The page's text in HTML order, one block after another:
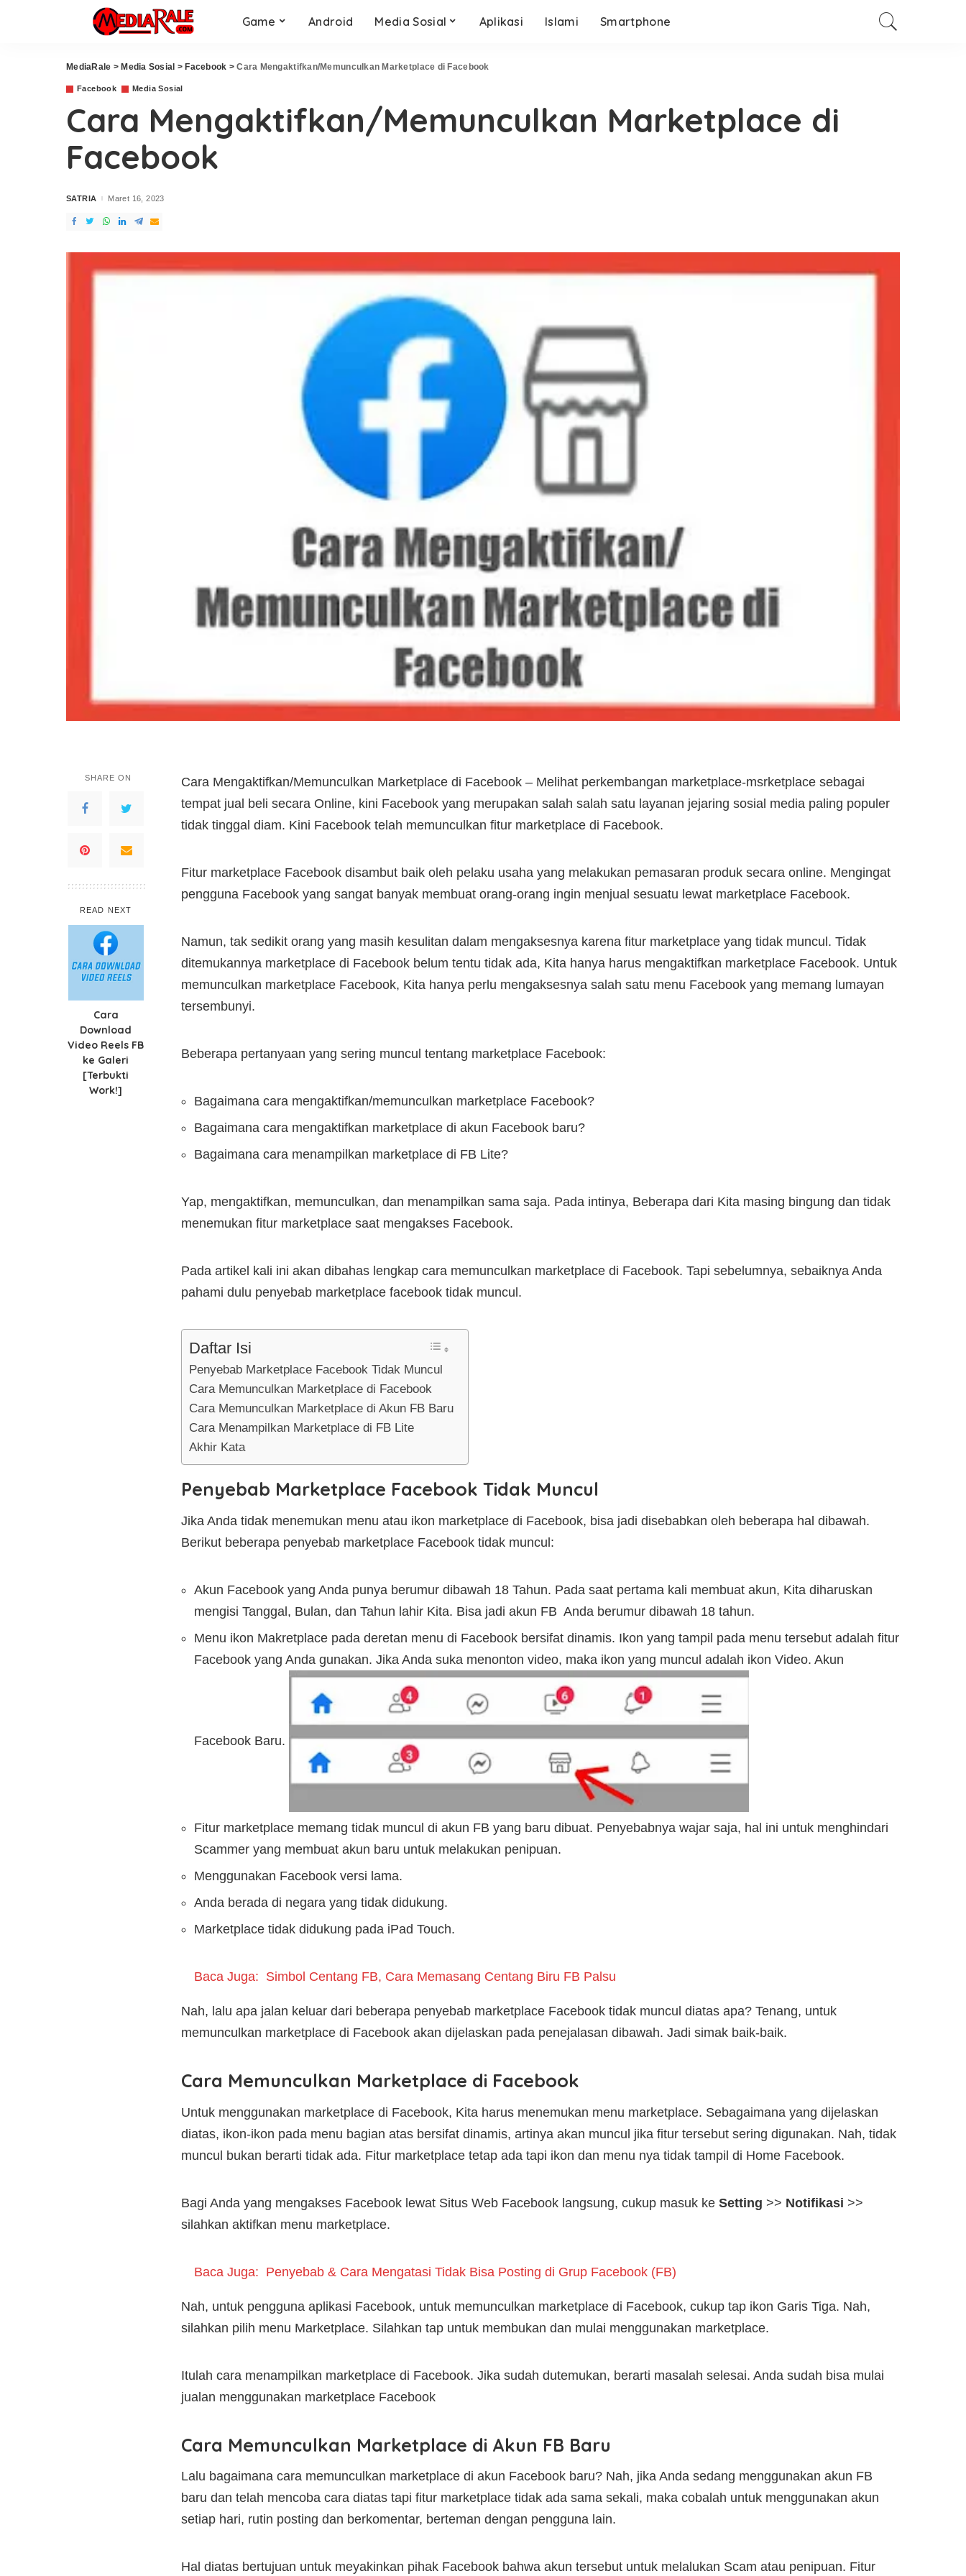
Game Android Media Sosial Aplikasi Islami Smartphone
MediaRale > Media Sosial > Facebook >Cara Mengaktifkan/Memunculkan Marketplace di Facebook
Facebook Media Sosial
Cara Mengaktifkan/Memunculkan Marketplace di
Facebook
Posted
SATRIA Maret 16, 2023
SHARE ON
READ NEXT
Cara
Download
Video Reels FB
ke Galeri
[Terbukti
Work!]
Cara Mengaktifkan/Memunculkan Marketplace di Facebook – Melihat perkembangan marketplace-msrketplace sebagai
tempat jual beli secara Online, kini Facebook yang merupakan salah salah satu layanan jejaring sosial media paling populer
tidak tinggal diam. Kini Facebook telah memunculkan fitur marketplace di Facebook.
Fitur marketplace Facebook disambut baik oleh pelaku usaha yang melakukan pemasaran produk secara online. Mengingat
pengguna Facebook yang sangat banyak membuat orang-orang ingin menjual sesuatu lewat marketplace Facebook.
Namun, tak sedikit orang yang masih kesulitan dalam mengaksesnya karena fitur marketplace yang tidak muncul. Tidak
ditemukannya marketplace di Facebook belum tentu tidak ada, Kita hanya harus mengaktifkan marketplace Facebook. Untuk
memunculkan marketplace Facebook, Kita hanya perlu mengaksesnya salah satu menu Facebook yang memang lumayan
tersembunyi.
Beberapa pertanyaan yang sering muncul tentang marketplace Facebook:
Bagaimana cara mengaktifkan/memunculkan marketplace Facebook?
Bagaimana cara mengaktifkan marketplace di akun Facebook baru?
Bagaimana cara menampilkan marketplace di FB Lite?
Yap, mengaktifkan, memunculkan, dan menampilkan sama saja. Pada intinya, Beberapa dari Kita masing bingung dan tidak
menemukan fitur marketplace saat mengakses Facebook.
Pada artikel kali ini akan dibahas lengkap cara memunculkan marketplace di Facebook. Tapi sebelumnya, sebaiknya Anda
pahami dulu penyebab marketplace facebook tidak muncul.
Daftar Isi
Penyebab Marketplace Facebook Tidak Muncul
Cara Memunculkan Marketplace di Facebook
Cara Memunculkan Marketplace di Akun FB Baru
Cara Menampilkan Marketplace di FB Lite
Akhir Kata
Penyebab Marketplace Facebook Tidak Muncul
Jika Anda tidak menemukan menu atau ikon marketplace di Facebook, bisa jadi disebabkan oleh beberapa hal dibawah.
Berikut beberapa penyebab marketplace Facebook tidak muncul:
Akun Facebook yang Anda punya berumur dibawah 18 Tahun. Pada saat pertama kali membuat akun, Kita diharuskan
mengisi Tanggal, Bulan, dan Tahun lahir Kita. Bisa jadi akun FB Anda berumur dibawah 18 tahun.
Menu ikon Makretplace pada deretan menu di Facebook bersifat dinamis. Ikon yang tampil pada menu tersebut adalah fitur
Facebook yang Anda gunakan. Jika Anda suka menonton video, maka ikon yang muncul adalah ikon Video. Akun
Facebook Baru.
Fitur marketplace memang tidak muncul di akun FB yang baru dibuat. Penyebabnya wajar saja, hal ini untuk menghindari
Scammer yang membuat akun baru untuk melakukan penipuan.
Menggunakan Facebook versi lama.
Anda berada di negara yang tidak didukung.
Marketplace tidak didukung pada iPad Touch.
Baca Juga: Simbol Centang FB, Cara Memasang Centang Biru FB Palsu
Nah, lalu apa jalan keluar dari beberapa penyebab marketplace Facebook tidak muncul diatas apa? Tenang, untuk
memunculkan marketplace di Facebook akan dijelaskan pada penejalasan dibawah. Jadi simak baik-baik.
Cara Memunculkan Marketplace di Facebook
Untuk menggunakan marketplace di Facebook, Kita harus menemukan menu marketplace. Sebagaimana yang dijelaskan
diatas, ikon-ikon pada menu bagian atas bersifat dinamis, artinya akan muncul jika fitur tersebut sering digunakan. Nah, tidak
muncul bukan berarti tidak ada. Fitur marketplace tetap ada tapi ikon dan menu nya tidak tampil di Home Facebook.
Bagi Anda yang mengakses Facebook lewat Situs Web Facebook langsung, cukup masuk ke Setting >> Notifikasi >>
silahkan aktifkan menu marketplace.
Baca Juga: Penyebab & Cara Mengatasi Tidak Bisa Posting di Grup Facebook (FB)
Nah, untuk pengguna aplikasi Facebook, untuk memunculkan marketplace di Facebook, cukup tap ikon Garis Tiga. Nah,
silahkan pilih menu Marketplace. Silahkan tap untuk membukan dan mulai menggunakan marketplace.
Itulah cara menampilkan marketplace di Facebook. Jika sudah dutemukan, berarti masalah selesai. Anda sudah bisa mulai
jualan menggunakan marketplace Facebook
Cara Memunculkan Marketplace di Akun FB Baru
Lalu bagaimana cara memunculkan marketplace di akun Facebook baru? Nah, jika Anda sedang menggunakan akun FB
baru dan telah mencoba cara diatas tapi fitur marketplace tidak ada sama sekali, maka cobalah untuk menggunakan akun
setiap hari, rutin posting dan berkomentar, berteman dengan pengguna lain.
Hal diatas bertujuan untuk meyakinkan pihak Facebook bahwa akun tersebut untuk melalukan Scam atau penipuan. Fitur